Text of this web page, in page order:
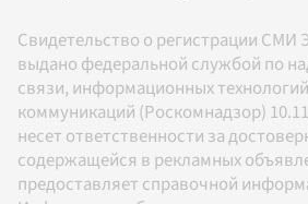
Свидетельство о регистрации СМИ
выдано федеральной службой по
связи, информационных
коммуникаций (Роскомнадзор)
несет ответственности за
содержащейся в рекламных
предоставляет справочной